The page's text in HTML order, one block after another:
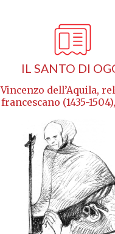
IL SANTO DI
Vincenzo dell’Aquila,
francescano (1435-